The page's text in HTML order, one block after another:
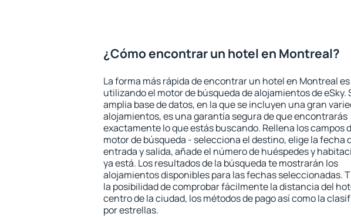
¿Cómo encontrar un hotel en Montreal?
La forma más rápida de encontrar un hotel en Montreal es
utilizando el motor de búsqueda de alojamientos de eSky.
amplia base de datos, en la que se incluyen una gran
alojamientos, es una garantía segura de que encontrarás
exactamente lo que estás buscando. Rellena los campos
motor de búsqueda - selecciona el destino, elige la fecha
entrada y salida, añade el número de huéspedes y
ya está. Los resultados de la búsqueda te mostrarán los
alojamientos disponibles para las fechas seleccionadas.
la posibilidad de comprobar fácilmente la distancia del
centro de la ciudad, los métodos de pago así como la
por estrellas.